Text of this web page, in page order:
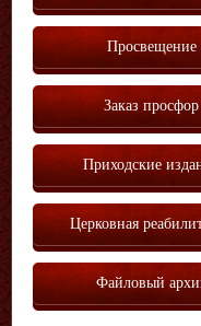
Просвещение
Заказ просфор
Приходские
Церковная
Файловый